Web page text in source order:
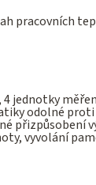
pracovních
4 jednotky
odolné
přizpůsobení
vyvolání